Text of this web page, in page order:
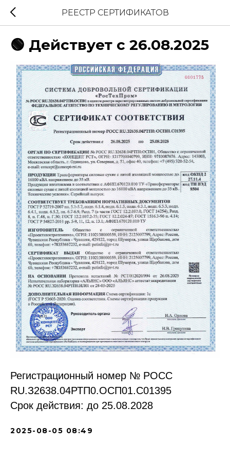
РЕЕСТР СЕРТИФИКАТОВ
🟢 Действует с 26.08.2025
Регистрационный номер № РОСС
RU.З2638.04РТП0.OCП01.С01395
Срок действия: до 25.08.2028
2025-08-05 08:49